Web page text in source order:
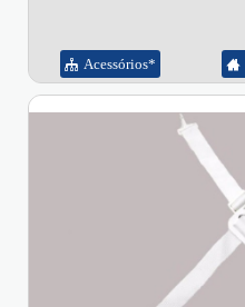
Acessórios*